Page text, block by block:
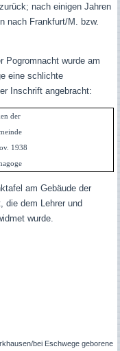
nach einigen Jahren
nach Frankfurt/M. bzw.
Pogromnacht wurde am
eine schlichte
Inschrift angebracht:
der
1938
am Gebäude der
die dem Lehrer und
wurde.
bei Eschwege geborene